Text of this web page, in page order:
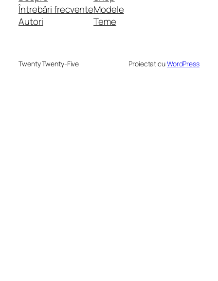
Întrebări frecvente
Autori
Modele
Teme
Twenty Twenty-Five Proiectat cuWordPress